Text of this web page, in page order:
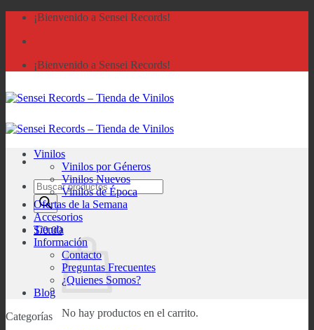
Saltar
contenido
¡Bienvenido a Sensei Records!
¡Bienvenido a Sensei Records!
Búsqueda
de
productos
S/0.00
No hay productos en el carrito.
Vinilos
Vinilos por Géneros
Vinilos Nuevos
Vinilos de Época
Ofertas de la Semana
Accesorios
Tienda
Información
Contacto
Preguntas Frecuentes
¿Quienes Somos?
Blog
Categorías